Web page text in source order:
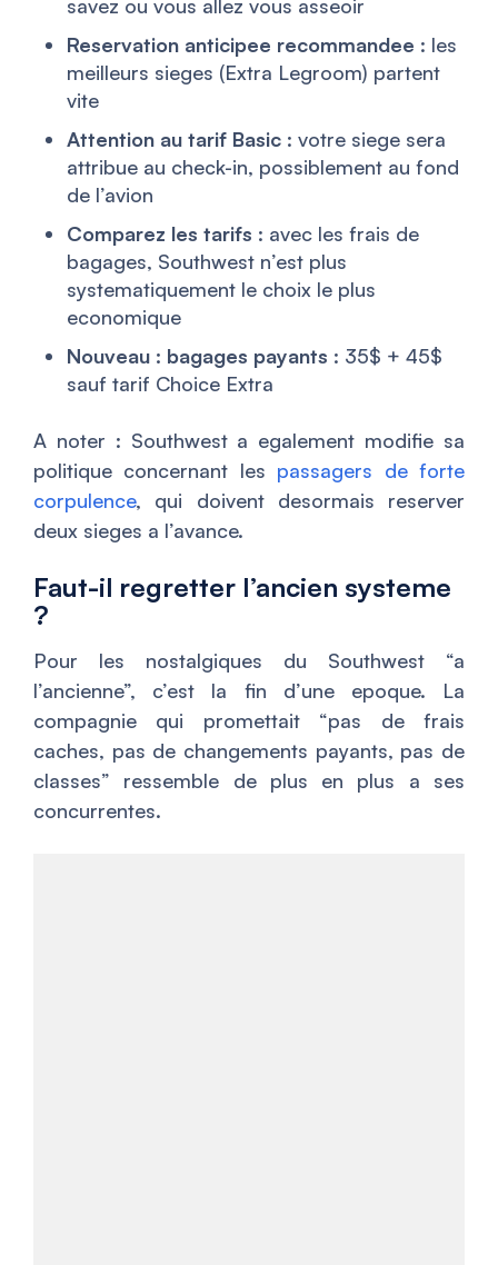
savez ou vous allez vous asseoir
Reservation anticipee recommandee : les
meilleurs sieges (Extra Legroom) partent
vite
Attention au tarif Basic : votre siege sera
attribue au check-in, possiblement au fond
de l’avion
Comparez les tarifs : avec les frais de
bagages, Southwest n’est plus
systematiquement le choix le plus
economique
Nouveau : bagages payants : 35$ + 45$
sauf tarif Choice Extra
A noter : Southwest a egalement modifie sa
politique concernant les passagers de forte
corpulence, qui doivent desormais reserver
deux sieges a l’avance.
Faut-il regretter l’ancien systeme
?
Pour les nostalgiques du Southwest “a
l’ancienne”, c’est la fin d’une epoque. La
compagnie qui promettait “pas de frais
caches, pas de changements payants, pas de
classes” ressemble de plus en plus a ses
concurrentes.